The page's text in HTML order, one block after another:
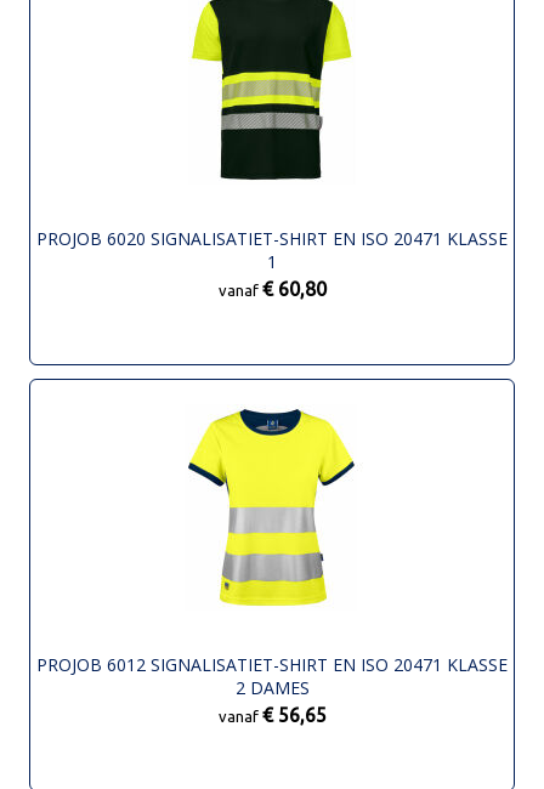
PROJOB 6020 SIGNALISATIET-SHIRT EN ISO 20471 KLASSE
1
vanaf € 60,80
PROJOB 6012 SIGNALISATIET-SHIRT EN ISO 20471 KLASSE
2 DAMES
vanaf € 56,65